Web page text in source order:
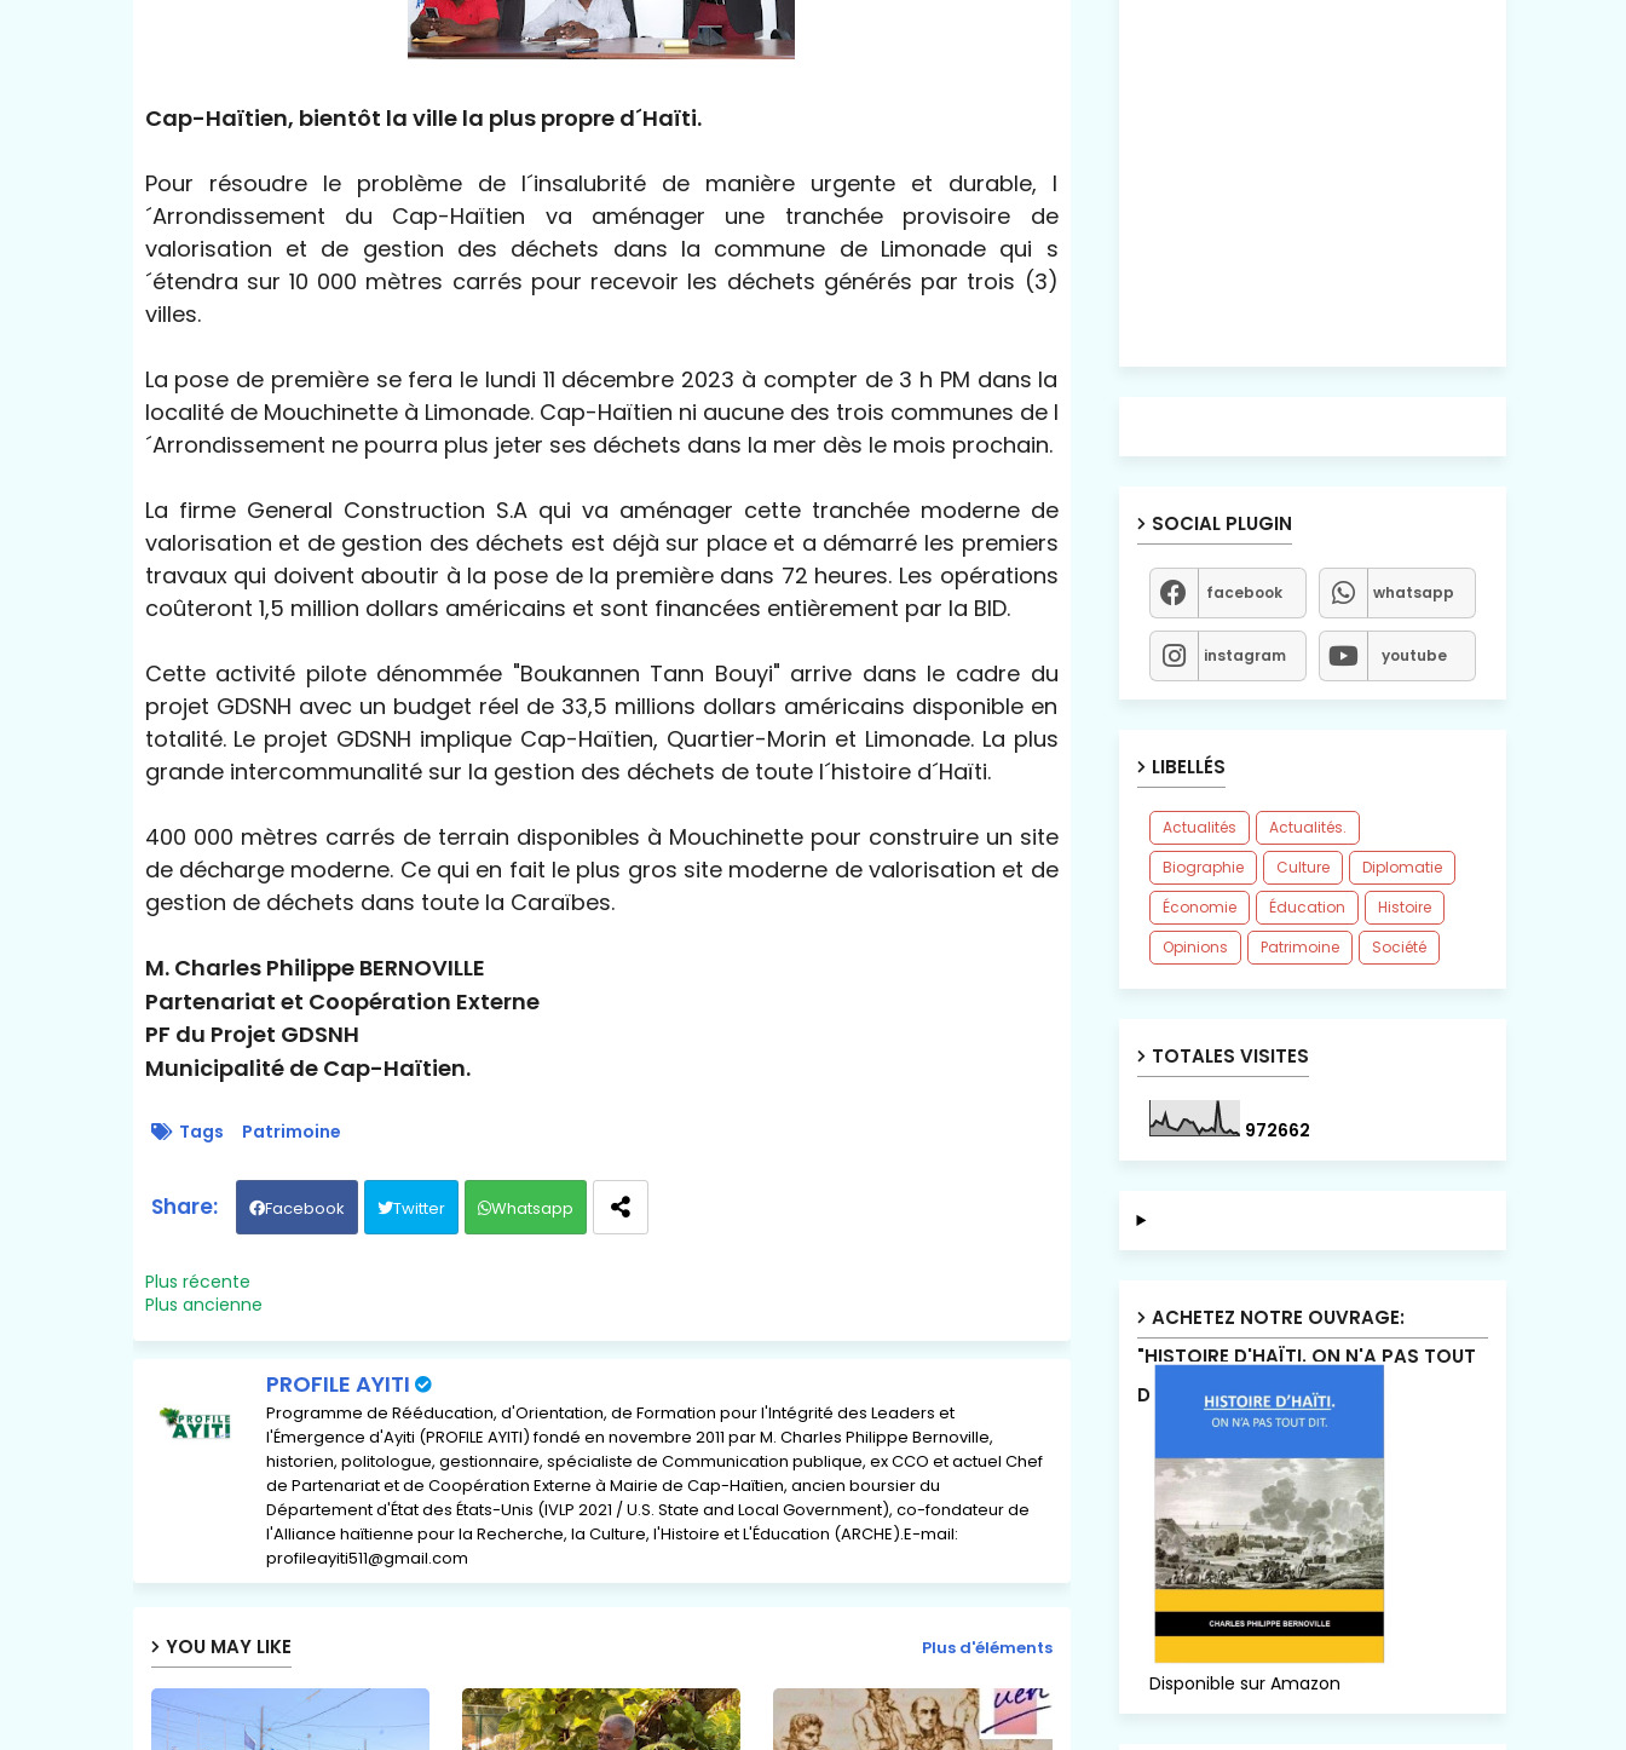
Cap-Haïtien, bientôt la ville la plus propre d´Haïti.
Pour résoudre le problème de l´insalubrité de manière urgente et durable, l
´Arrondissement du Cap-Haïtien va aménager une tranchée provisoire de
valorisation et de gestion des déchets dans la commune de Limonade qui s
´étendra sur 10 000 mètres carrés pour recevoir les déchets générés par trois (3)
villes.
La pose de première se fera le lundi 11 décembre 2023 à compter de 3 h PM dans la
localité de Mouchinette à Limonade. Cap-Haïtien ni aucune des trois communes de l
´Arrondissement ne pourra plus jeter ses déchets dans la mer dès le mois prochain.
La firme General Construction S.A qui va aménager cette tranchée moderne de
valorisation et de gestion des déchets est déjà sur place et a démarré les premiers
travaux qui doivent aboutir à la pose de la première dans 72 heures. Les opérations
coûteront 1,5 million dollars américains et sont financées entièrement par la BID.
Cette activité pilote dénommée "Boukannen Tann Bouyi" arrive dans le cadre du
projet GDSNH avec un budget réel de 33,5 millions dollars américains disponible en
totalité. Le projet GDSNH implique Cap-Haïtien, Quartier-Morin et Limonade. La plus
grande intercommunalité sur la gestion des déchets de toute l´histoire d´Haïti.
400 000 mètres carrés de terrain disponibles à Mouchinette pour construire un site
de décharge moderne. Ce qui en fait le plus gros site moderne de valorisation et de
gestion de déchets dans toute la Caraïbes.
M. Charles Philippe BERNOVILLE
Partenariat et Coopération Externe
PF du Projet GDSNH
Municipalité de Cap-Haïtien.
Tags Patrimoine
Facebook Twitter Whatsapp
Plus récente
Plus ancienne
PROFILE AYITI
Programme de Rééducation, d'Orientation, de Formation pour l'Intégrité des Leaders et
l'Émergence d'Ayiti (PROFILE AYITI) fondé en novembre 2011 par M. Charles Philippe Bernoville,
historien, politologue, gestionnaire, spécialiste de Communication publique, ex CCO et actuel Chef
de Partenariat et de Coopération Externe à Mairie de Cap-Haïtien, ancien boursier du
Département d'État des États-Unis (IVLP 2021 / U.S. State and Local Government), co-fondateur de
l'Alliance haïtienne pour la Recherche, la Culture, l'Histoire et L'Éducation (ARCHE).E-mail:
profileayiti511@gmail.com
YOU MAY LIKE Plus d'éléments
SOCIAL PLUGIN
facebook whatsapp
instagram youtube
LIBELLÉS
Actualités
Actualités.
Biographie
Culture
Diplomatie
Économie
Éducation
Histoire
Opinions
Patrimoine Société
TOTALES VISITES
972662
ACHETEZ NOTRE OUVRAGE:
"HISTOIRE D'HAÏTI. ON N'A PAS TOUT
DIT"!.
Disponible sur Amazon